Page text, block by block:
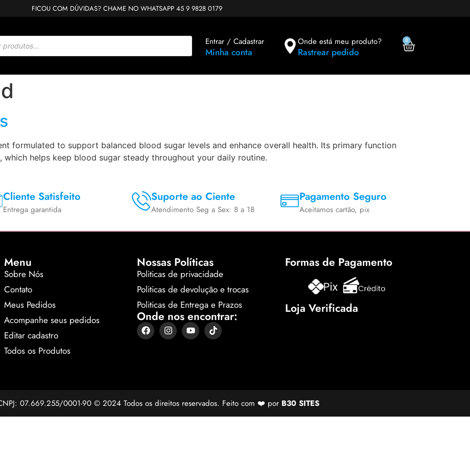
FICOU COM DÚVIDAS? CHAME NO WHATSAPP 45 9 9828 0179
Entrar / Cadastrar
Minha conta
Onde está meu produto?
Rastrear pedido
0
formulated to support balanced blood sugar levels and enhance overall health. Its primary function
helps keep blood sugar steady throughout your daily routine.
Cliente Satisfeito
Entrega garantida
Suporte ao Ciente
Atendimento Seg a Sex: 8 a 18
Pagamento Seguro
Aceitamos cartão, pix
Menu
Sobre Nós
Contato
Meus Pedidos
Acompanhe seus pedidos
Editar cadastro
Todos os Produtos
Nossas Políticas
Politicas de privacidade
Politicas de devolução e trocas
Politicas de Entrega e Prazos
Onde nos encontrar:
Formas de Pagamento
Loja Verificada
07.669.255/0001-90 © 2024 Todos os direitos reservados. Feito com ❤️ por B30 SITES